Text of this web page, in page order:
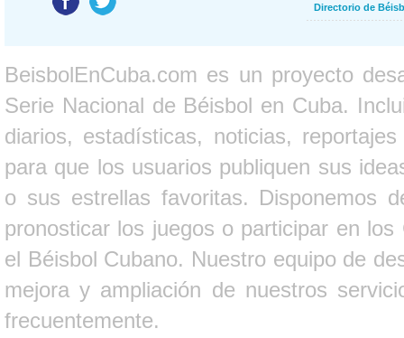
Directorio de
BeisbolEnCuba.com es un proyecto
Serie Nacional de Béisbol en Cuba.
diarios, estadísticas, noticias,
para que los usuarios publiquen sus
o sus estrellas favoritas. Disponemos
pronosticar los juegos o participar en
el Béisbol Cubano. Nuestro equipo de
mejora y ampliación de nuestros
frecuentemente.